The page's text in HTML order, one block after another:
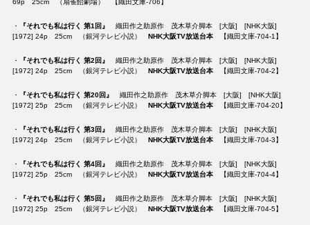
69p 25cm （扇雀飴劇場） 【織田文庫-706】
・ 『それでも私は行く 第1回』
織田作之助原作 茂木草介脚本 [大阪] [NHK大阪]
[1972] 24p 25cm （銀河テレビ小説） NHK大阪TV放送台本【織田文庫-704-1】
・ 『それでも私は行く 第2回』
織田作之助原作 茂木草介脚本 [大阪] [NHK大阪]
[1972] 24p 25cm （銀河テレビ小説） NHK大阪TV放送台本【織田文庫-704-2】
・ 『それでも私は行く 第20回』
織田作之助原作 茂木草介脚本 [大阪] [NHK大阪]
[1972] 25p 25cm （銀河テレビ小説） NHK大阪TV放送台本【織田文庫-704-20】
・ 『それでも私は行く 第3回』
織田作之助原作 茂木草介脚本 [大阪] [NHK大阪]
[1972] 24p 25cm （銀河テレビ小説） NHK大阪TV放送台本【織田文庫-704-3】
・ 『それでも私は行く 第4回』
織田作之助原作 茂木草介脚本 [大阪] [NHK大阪]
[1972] 25p 25cm （銀河テレビ小説） NHK大阪TV放送台本【織田文庫-704-4】
・ 『それでも私は行く 第5回』
織田作之助原作 茂木草介脚本 [大阪] [NHK大阪]
[1972] 25p 25cm （銀河テレビ小説） NHK大阪TV放送台本【織田文庫-704-5】